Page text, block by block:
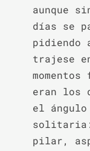
aunque
días se
pidiendo
trajese
eran los
el
pilar,